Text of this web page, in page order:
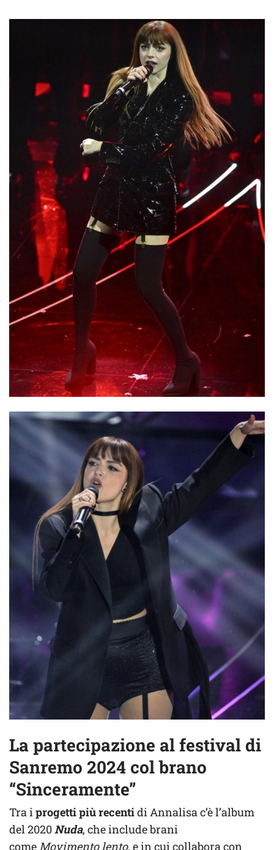
La partecipazione al festival di
Sanremo 2024 col brano
“Sinceramente”
Tra iprogetti più recentidi Annalisa c’è l’album
del 2020Nuda, che include brani
come Movimento lento, e in cui collabora con